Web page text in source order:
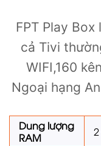
FPT Play
cả Tivi
WIFI,160
Ngoại hạng
Dung lượng
RAM